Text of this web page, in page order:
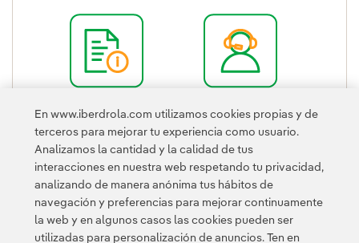
Guía rápida
Enlace externo, se abre en ventana
Oficina del
Accionista
Enlace externo,
En www.iberdrola.com utilizamos cookies propias y de
terceros para mejorar tu experiencia como usuario.
Analizamos la cantidad y la calidad de tus
interacciones en nuestra web respetando tu privacidad,
analizando de manera anónima tus hábitos de
navegación y preferencias para mejorar continuamente
la web y en algunos casos las cookies pueden ser
utilizadas para personalización de anuncios. Ten en